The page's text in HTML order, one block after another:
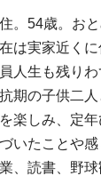
。54歳。お
は実家近く
人生も残り
期の子供二
楽しみ、定
いたことや
、読書、野